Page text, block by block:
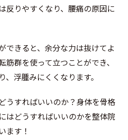
反りやすくなり、腰痛の原因に
できると、余分な力は抜けてよ
筋群を使って立つことができ、
浮腫みにくくなります。
うすればいいのか？身体を骨格
はどうすればいいのかを整体院
ます！